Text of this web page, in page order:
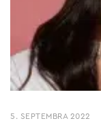
5. SEPTEMBRA 2022